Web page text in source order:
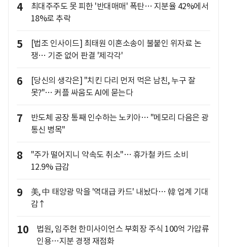
4
최대주주도 못 피한 '반대매매' 폭탄… 지분율 42%에서
18%로 추락
5
[법조 인사이드] 최태원 이혼소송이 불붙인 위자료 논
쟁… 기준 없어 판결 '제각각'
6
[당신의 생각은] "치킨 다리 먼저 먹은 남친, 누구 잘
못?"… 커플 싸움도 AI에 묻는다
7
반도체 공장 통째 인수하는 노키아… "메모리 다음은 광
통신 병목"
8
"주가 떨어지니 약속도 취소"… 휴가철 카드 소비
12.9% 급감
9
美, 中 태양광 막을 '역대급 카드' 내놨다… 韓 업계 기대
감↑
10
법원, 임주현 한미사이언스 부회장 주식 100억 가압류
인용…지분 경쟁 재점화